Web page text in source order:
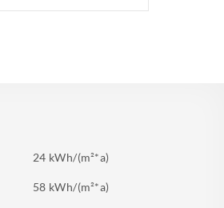
24 kWh/(m²*a)
58 kWh/(m²*a)